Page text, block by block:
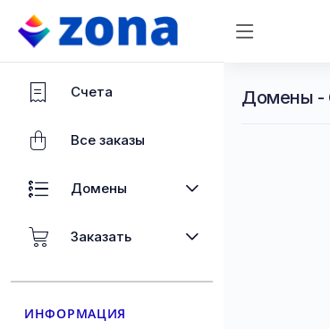
Счета
Все заказы
Домены
Заказать
ИНФОРМАЦИЯ
Домены -